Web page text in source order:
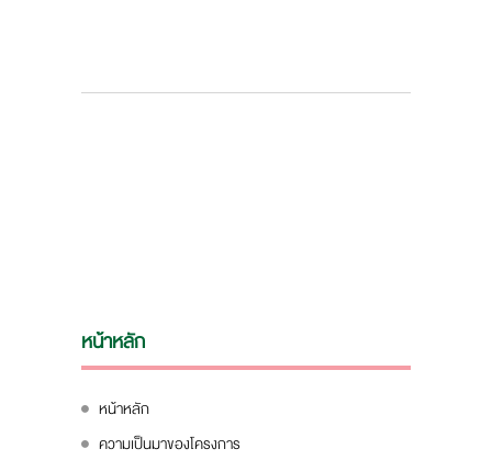
หน้าหลัก
หน้าหลัก
ความเป็นมาของโครงการ